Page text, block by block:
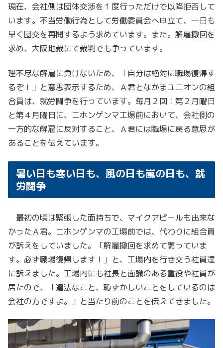
現在、会社側は団体交渉を１度行っただけで以降拒否して
います。不当労働行為として労働委員会へ申立て、一日も
早く団交を再開するよう求めています。また。解雇撤回を
求め、大阪地裁にて裁判でも争っています。
理不尽な解雇に負けないため、「自分は絶対に職場復帰す
るぞ！」と意思表示するため、Ａ君となかまユニオンの組
合員は、就労闘争を行っています。毎月２回：第２月曜日
と第４月曜日に、ニホンゲンマ工場前において、会社側の
一方的な解雇に反対すること、Ａ君には職場に戻る意思が
あることを伝えています。
暑い日も寒い日も、風の日も嵐の日も、就
労闘争
最初の頃は緊張した面持ちで、マイクアピールも出来な
かったＡ君。ニホンゲンマの工場前では、代わりに組合員
が訴えをしていました。「解雇撤回を求めて闘っていま
す。必ず職場復帰します！」と、工場内を行き交う社員達
に訴えました。工場内にも社長と面識のある重役や社員が
居たので、「違法なこと、恥ずかしいことをしているのは
会社の方ですよ。」と当たり前のことを伝えてきました。